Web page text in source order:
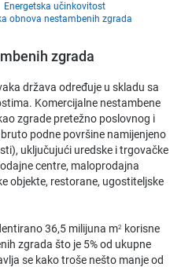
Energetska učinkovitost
obnova nestambenih zgrada
zgrada
država određuje u skladu sa
Komercijalne nestambene
zgrade pretežno poslovnog i
podne površine namijenjeno
uključujući uredske i trgovačke
centre, maloprodajna
objekte, restorane, ugostiteljske
36,5 milijuna m2 korisne
zgrada što je 5% od ukupne
se kako troše nešto manje od